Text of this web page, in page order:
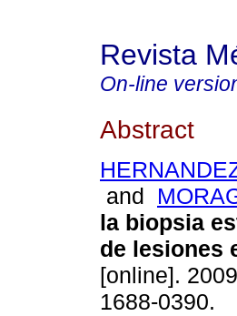
Revista
On-line
Abstract
and
la biopsia
de lesiones
[online].
1688-0390.